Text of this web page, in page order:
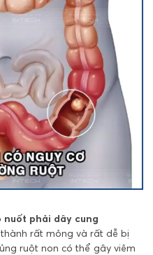
phải dây cung
rất mỏng và rất dễ bị
ruột non có thể gây viêm